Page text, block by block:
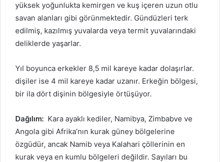
yüksek yoğunlukta kemirgen ve kuş içeren uzun otlu
savan alanları gibi görünmektedir. Gündüzleri terk
edilmiş, kazılmış yuvalarda veya termit yuvalarındaki
deliklerde yaşarlar.
Yıl boyunca erkekler 8,5 mil kareye kadar dolaşırlar.
dişiler ise 4 mil kareye kadar uzanır. Erkeğin bölgesi,
bir ila dört dişinin bölgesiyle örtüşüyor.
Dağılım: Kara ayaklı kediler, Namibya, Zimbabve ve
Angola gibi Afrika’nın kurak güney bölgelerine
özgüdür, ancak Namib veya Kalahari çöllerinin en
kurak veya en kumlu bölgeleri değildir. Sayıları bu